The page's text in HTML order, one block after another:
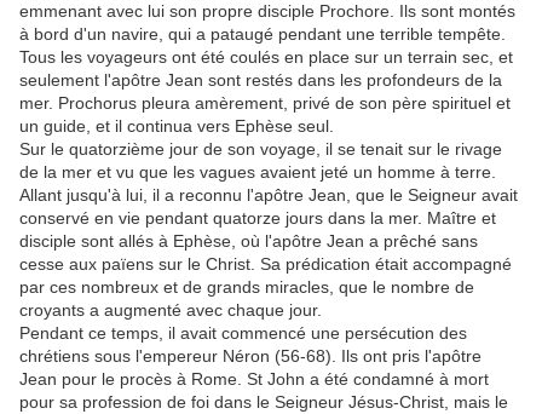
emmenant avec lui son propre disciple Prochore. Ils sont montés
à bord d'un navire, qui a pataugé pendant une terrible tempête.
Tous les voyageurs ont été coulés en place sur un terrain sec, et
seulement l'apôtre Jean sont restés dans les profondeurs de la
mer. Prochorus pleura amèrement, privé de son père spirituel et
un guide, et il continua vers Ephèse seul.
Sur le quatorzième jour de son voyage, il se tenait sur le rivage
de la mer et vu que les vagues avaient jeté un homme à terre.
Allant jusqu'à lui, il a reconnu l'apôtre Jean, que le Seigneur avait
conservé en vie pendant quatorze jours dans la mer. Maître et
disciple sont allés à Ephèse, où l'apôtre Jean a prêché sans
cesse aux païens sur le Christ. Sa prédication était accompagné
par ces nombreux et de grands miracles, que le nombre de
croyants a augmenté avec chaque jour.
Pendant ce temps, il avait commencé une persécution des
chrétiens sous l'empereur Néron (56-68). Ils ont pris l'apôtre
Jean pour le procès à Rome. St John a été condamné à mort
pour sa profession de foi dans le Seigneur Jésus-Christ, mais le